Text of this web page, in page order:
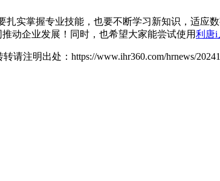
实掌握专业技能，也要不断学习新知识，适应
动企业发展！同时，也希望大家能尝试使用利唐i
请注明出处： https://www.ihr360.com/hrnews/